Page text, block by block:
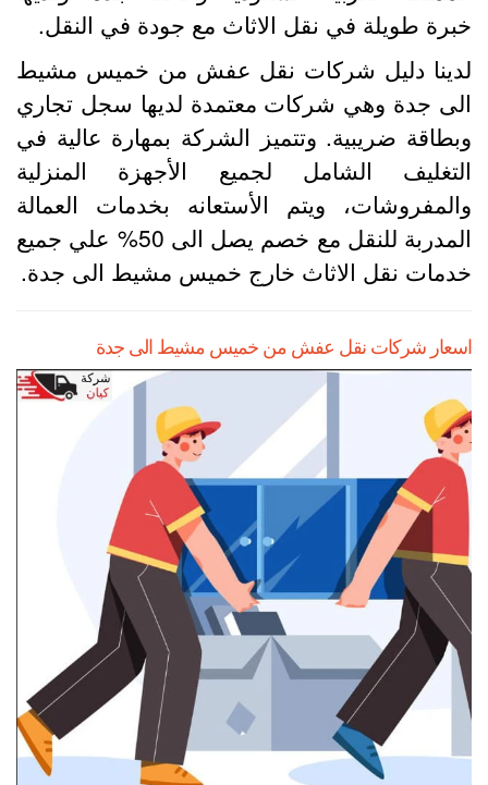
طويلة في نقل الاثاث مع جودة في النقل.
دليل شركات نقل عفش من خميس مشيط
جدة وهي شركات معتمدة لديها سجل تجاري
ضريبية. وتتميز الشركة بمهارة عالية في
الشامل لجميع الأجهزة المنزلية
ويتم الأستعانه بخدمات العمالة
المدربة للنقل مع خصم يصل الى 50% علي جميع
نقل الاثاث خارج خميس مشيط الى جدة.
شركات نقل عفش من خميس مشيط الى جدة